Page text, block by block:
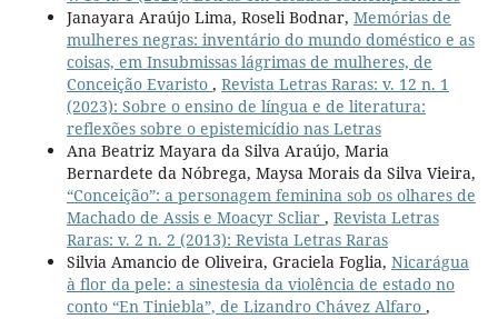
Janayara Araújo Lima, Roseli Bodnar, Memórias de
mulheres negras: inventário do mundo doméstico e as
coisas, em Insubmissas lágrimas de mulheres, de
Conceição Evaristo , Revista Letras Raras: v. 12 n. 1
(2023): Sobre o ensino de língua e de literatura:
reflexões sobre o epistemicídio nas Letras
Ana Beatriz Mayara da Silva Araújo, Maria
Bernardete da Nóbrega, Maysa Morais da Silva Vieira,
“Conceição”: a personagem feminina sob os olhares de
Machado de Assis e Moacyr Scliar , Revista Letras
Raras: v. 2 n. 2 (2013): Revista Letras Raras
Silvia Amancio de Oliveira, Graciela Foglia, Nicarágua
à flor da pele: a sinestesia da violência de estado no
conto “En Tiniebla”, de Lizandro Chávez Alfaro ,